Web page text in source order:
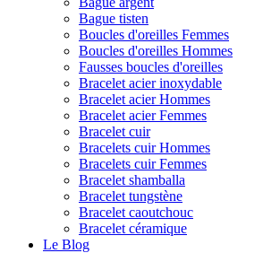
Bague tisten
Boucles d'oreilles Femmes
Boucles d'oreilles Hommes
Fausses boucles d'oreilles
Bracelet acier inoxydable
Bracelet acier Hommes
Bracelet acier Femmes
Bracelet cuir
Bracelets cuir Hommes
Bracelets cuir Femmes
Bracelet shamballa
Bracelet tungstène
Bracelet caoutchouc
Bracelet céramique
Le Blog